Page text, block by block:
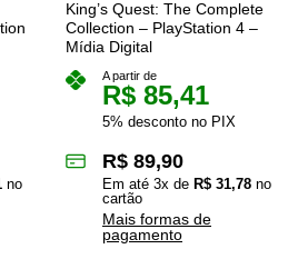
no
King’s Quest: The Complete
Collection – PlayStation 4 –
Mídia Digital
A partir de
R$ 85,41
5% desconto no PIX
R$ 89,90
Em até 3x de R$ 31,78 no
cartão
Mais formas de
pagamento